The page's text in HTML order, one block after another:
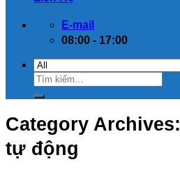
E-mail
08:00 - 17:00
Category Archives:
tự động